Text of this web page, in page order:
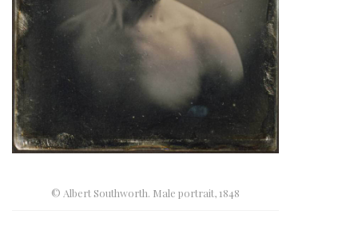
© Albert Southworth. Male portrait, 1848